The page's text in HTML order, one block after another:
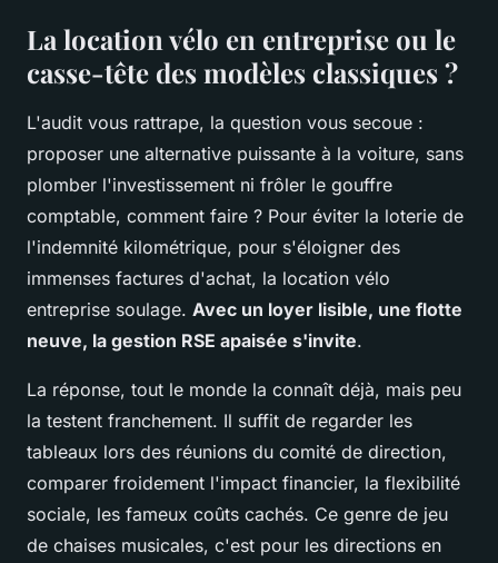
La location vélo en entreprise ou le
casse-tête des modèles classiques ?
L'audit vous rattrape, la question vous secoue :
proposer une alternative puissante à la voiture, sans
plomber l'investissement ni frôler le gouffre
comptable, comment faire ? Pour éviter la loterie de
l'indemnité kilométrique, pour s'éloigner des
immenses factures d'achat, la location vélo
entreprise soulage. Avec un loyer lisible, une flotte
neuve, la gestion RSE apaisée s'invite.
La réponse, tout le monde la connaît déjà, mais peu
la testent franchement. Il suffit de regarder les
tableaux lors des réunions du comité de direction,
comparer froidement l'impact financier, la flexibilité
sociale, les fameux coûts cachés. Ce genre de jeu
de chaises musicales, c'est pour les directions en